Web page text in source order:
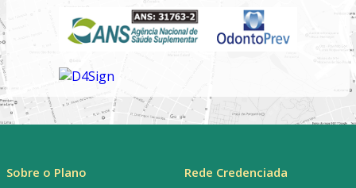
Sobre o Plano Rede Credenciada